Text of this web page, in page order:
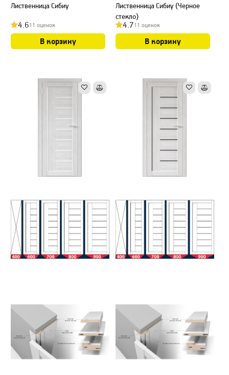
Лиственница Сибиу
4.611 оценок
В корзину
Лиственница Сибиу (Черное
стекло)
4.711 оценок
В корзину